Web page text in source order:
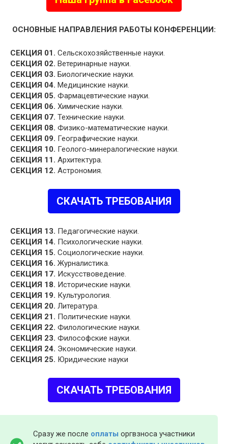
ОСНОВНЫЕ НАПРАВЛЕНИЯ РАБОТЫ КОНФЕРЕНЦИИ:
СЕКЦИЯ 01. Сельскохозяйственные науки.
СЕКЦИЯ 02. Ветеринарные науки.
СЕКЦИЯ 03. Биологические науки.
СЕКЦИЯ 04. Медицинские науки.
СЕКЦИЯ 05. Фармацевтические науки.
СЕКЦИЯ 06. Химические науки.
СЕКЦИЯ 07. Технические науки.
СЕКЦИЯ 08. Физико-математические науки.
СЕКЦИЯ 09. Географические науки.
СЕКЦИЯ 10. Геолого-минералогические науки.
СЕКЦИЯ 11. Архитектура.
СЕКЦИЯ 12. Астрономия.
СКАЧАТЬ ТРЕБОВАНИЯ
СЕКЦИЯ 13. Педагогические науки.
СЕКЦИЯ 14. Психологические науки.
СЕКЦИЯ 15. Социологические науки.
СЕКЦИЯ 16. Журналистика.
СЕКЦИЯ 17. Искусствоведение.
СЕКЦИЯ 18. Исторические науки.
СЕКЦИЯ 19. Культурология.
СЕКЦИЯ 20. Литература.
СЕКЦИЯ 21. Политические науки.
СЕКЦИЯ 22. Филологические науки.
СЕКЦИЯ 23. Философские науки.
СЕКЦИЯ 24. Экономические науки.
СЕКЦИЯ 25. Юридические науки
СКАЧАТЬ ТРЕБОВАНИЯ
Сразу же после оплаты оргвзноса участники